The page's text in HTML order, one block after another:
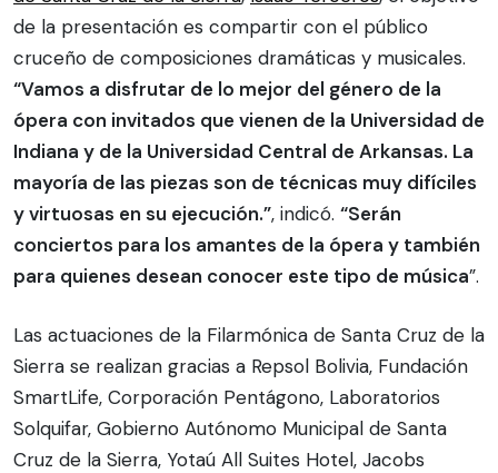
de la presentación es compartir con el público
cruceño de composiciones dramáticas y musicales.
“Vamos a disfrutar de lo mejor del género de la
ópera con invitados que vienen de la Universidad de
Indiana y de la Universidad Central de Arkansas. La
mayoría de las piezas son de técnicas muy difíciles
y virtuosas en su ejecución.”, indicó. “Serán
conciertos para los amantes de la ópera y también
para quienes desean conocer este tipo de música”.
Las actuaciones de la Filarmónica de Santa Cruz de la
Sierra se realizan gracias a Repsol Bolivia, Fundación
SmartLife, Corporación Pentágono, Laboratorios
Solquifar, Gobierno Autónomo Municipal de Santa
Cruz de la Sierra, Yotaú All Suites Hotel, Jacobs